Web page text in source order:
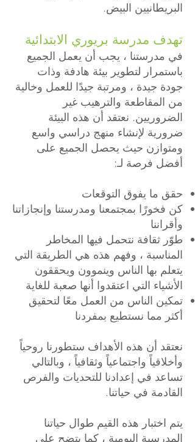
البريطانيين البيض.
تهدف مدرسة بريوري الابتدائية
في مدرستنا ، يجب أن يعمل الجميع
باستمرار لتطوير بيئة هادفة وذات
جودة جيدة ، ومرتبة جيدًا للعمل وخالية
من المقاطعة والترهيب غير
الضروريين. نعتقد أن هذه البيئة
ضرورية لإنشاء منهج دراسي واسع
ومتوازن حيث يحصل الجميع على
أفضل فرصة لـ:
حقق ما يفوق التوقعات
كن فخورًا بمجتمعنا ومدرستنا وإنجازاتنا
وأقراننا
طوّر ثقافة نتحمل فيها المخاطر
المناسبة ، وفهم هذه هي الطريقة التي
يتعلم بها الناس وينموون ويحققون
الأشياء التي اعتقدوا أنها صعبة للغاية
تمكين الناس من العمل معًا لتحقيق
أكثر مما نستطيع بمفردنا
نعتقد أن هذه الأهداف ستطورنا روحياً
وأخلاقياً واجتماعياً وثقافياً ، وبالتالي
تساعد في إعدادنا للتحديات والفرص
القادمة في حياتنا.
يتم اختبار هذه القيم طوال حياتنا
المدرسية اليومية ، كما يتضح على